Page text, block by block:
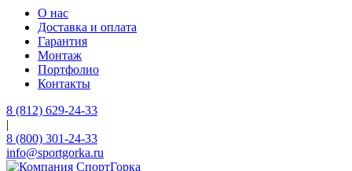
О нас
Доставка и оплата
Гарантия
Монтаж
Портфолио
Контакты
8 (812) 629-24-33
|
8 (800) 301-24-33
info@sportgorka.ru